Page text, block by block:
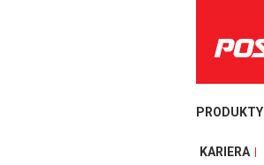
PRODUKTY
KARIERA